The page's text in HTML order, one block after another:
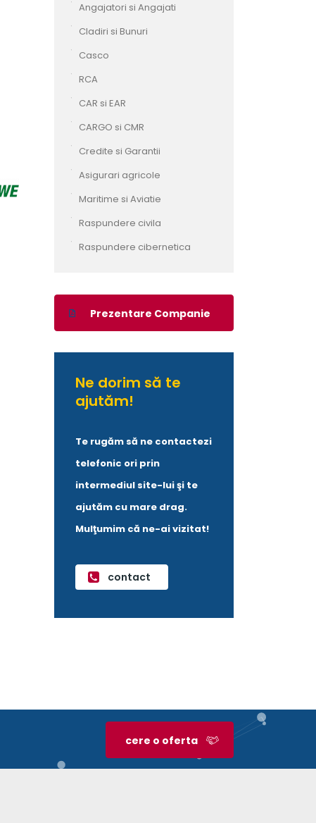
Angajatori si Angajati
Cladiri si Bunuri
Casco
RCA
CAR si EAR
CARGO si CMR
Credite si Garantii
Asigurari agricole
Maritime si Aviatie
Raspundere civila
Raspundere cibernetica
Prezentare Companie
Ne dorim să te
ajutăm!
Te rugăm să ne contactezi
telefonic ori prin
intermediul site-lui şi te
ajutăm cu mare drag.
Mulţumim că ne-ai vizitat!
contact
cere o oferta